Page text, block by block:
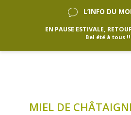
L’INFO DU
EN PAUSE ESTIVALE,
Bel été à tous
MIEL DE